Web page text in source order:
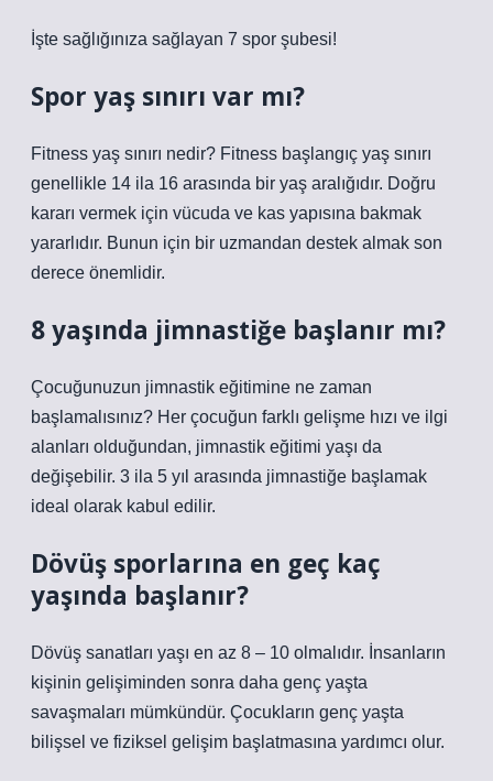
İşte sağlığınıza sağlayan 7 spor şubesi!
Spor yaş sınırı var mı?
Fitness yaş sınırı nedir? Fitness başlangıç yaş sınırı
genellikle 14 ila 16 arasında bir yaş aralığıdır. Doğru
kararı vermek için vücuda ve kas yapısına bakmak
yararlıdır. Bunun için bir uzmandan destek almak son
derece önemlidir.
8 yaşında jimnastiğe başlanır mı?
Çocuğunuzun jimnastik eğitimine ne zaman
başlamalısınız? Her çocuğun farklı gelişme hızı ve ilgi
alanları olduğundan, jimnastik eğitimi yaşı da
değişebilir. 3 ila 5 yıl arasında jimnastiğe başlamak
ideal olarak kabul edilir.
Dövüş sporlarına en geç kaç
yaşında başlanır?
Dövüş sanatları yaşı en az 8 – 10 olmalıdır. İnsanların
kişinin gelişiminden sonra daha genç yaşta
savaşmaları mümkündür. Çocukların genç yaşta
bilişsel ve fiziksel gelişim başlatmasına yardımcı olur.